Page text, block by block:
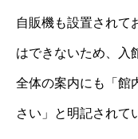
自販機も設置されて
はできないため、入
全体の案内にも「館
さい」と明記されて